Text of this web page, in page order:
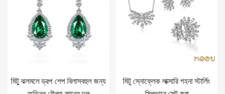
মিটু ঝলমলে ড্রপ শেপ বিলাসবহুল জন্য
মিটু স্নোফ্লেক লাক্সারি গহনা স্টার্লিং